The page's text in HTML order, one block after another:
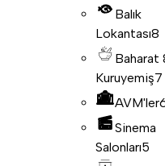
Balık
Lokantası8
Baharat
Kuruyemiş7
AVM'ler
Sinema
Salonları5